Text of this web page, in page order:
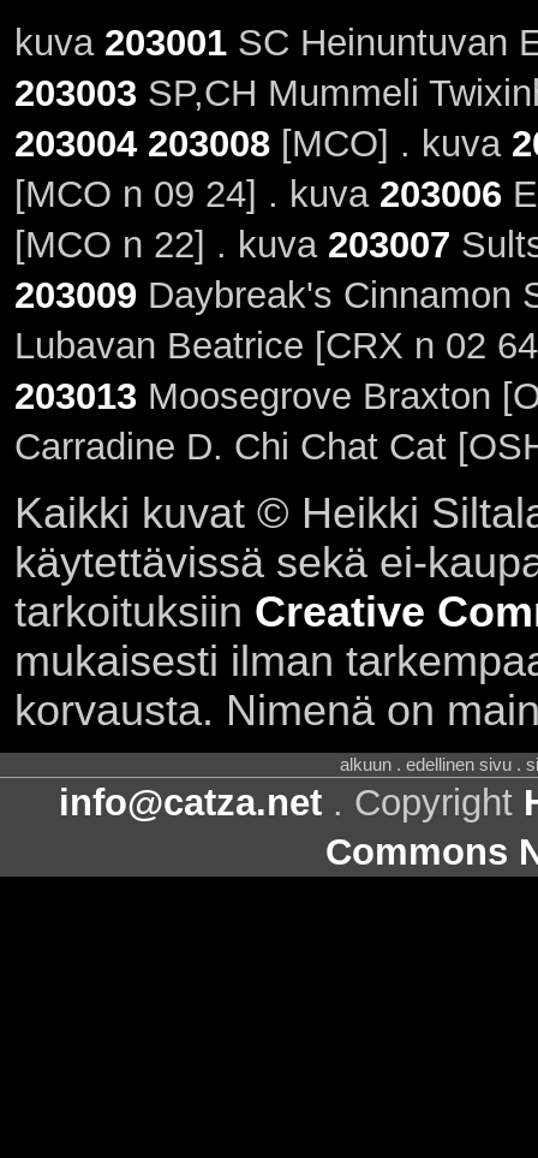
kuva 203001SC Heinuntuvan
203003SP,CH Mummeli
203004 203008[MCO] . kuva
[MCO n 09 24] . kuva 203006
[MCO n 22] . kuva 203007
203009 Daybreak's Cinnamon
Lubavan Beatrice [CRX n 02
203013Moosegrove Braxton
Carradine D. Chi Chat Cat
Kaikki kuvat © Heikki
käytettävissä sekä ei-
tarkoituksiin Creative
mukaisesti ilman
korvausta. Nimenä on
alkuun . edellinen sivu .
info@catza.net . Copyright
Commons